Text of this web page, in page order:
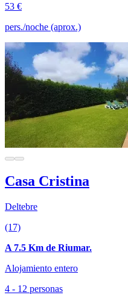
53 €
pers./noche (aprox.)
Casa Cristina
Deltebre
(17)
A 7.5 Km de Riumar.
Alojamiento entero
4 - 12 personas